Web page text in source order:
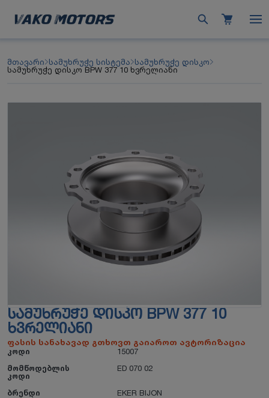
მთავარი სამუხრუჭე სისტემა სამუხრუჭე დისკო
სამუხრუჭე დისკო BPW 377 10 ხვრელიანი
ᲡᲐᲛᲣᲮᲠᲣᲭᲔ ᲓᲘᲡᲙᲝ BPW 377 10
ᲮᲕᲠᲔᲚᲘᲐᲜᲘ
ფასის სანახავად გთხოვთ გაიაროთ ავტორიზაცია
კოდი
15007
მომწოდებლის
კოდი
ED 070 02
ბრენდი
EKER BIJON